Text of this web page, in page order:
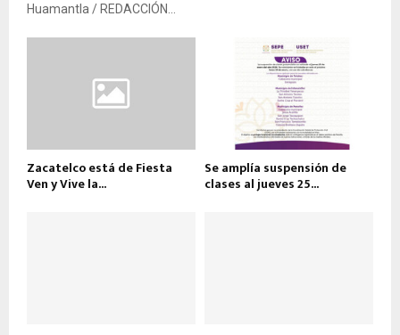
Huamantla / REDACCIÓN...
Zacatelco está de Fiesta
Ven y Vive la...
Se amplía suspensión de
clases al jueves 25...